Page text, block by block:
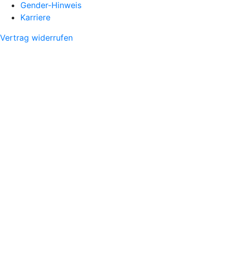
Gender-Hinweis
Karriere
Vertrag widerrufen